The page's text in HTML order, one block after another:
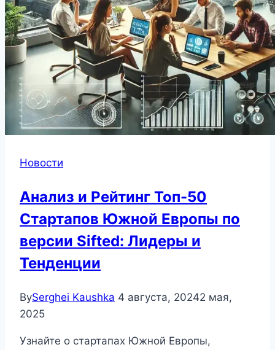
Новости
Анализ и Рейтинг Топ-50
Стартапов Южной Европы по
версии Sifted: Лидеры и
Тенденции
BySerghei Kaushka 4 августа, 20242 мая,
2025
Узнайте о стартапах Южной Европы,